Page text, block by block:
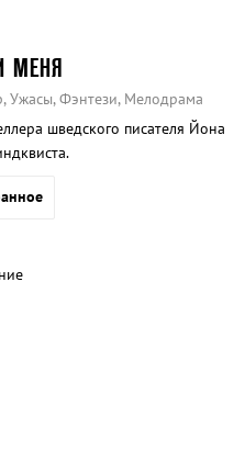
МЕНЯ
Ужасы, Фэнтези, Мелодрама
шведского писателя Йона